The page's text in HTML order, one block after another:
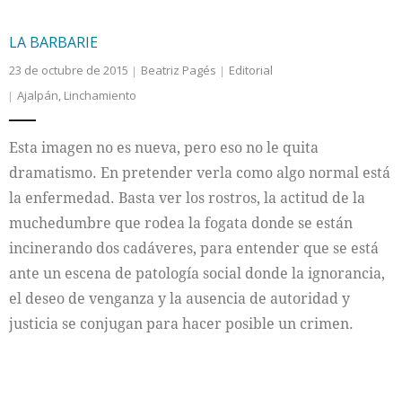
LA BARBARIE
23 de octubre de 2015 Beatriz Pagés
Editorial
Ajalpán, Linchamiento
Esta imagen no es nueva, pero eso no le quita
dramatismo. En pretender verla como algo normal está
la enfermedad. Basta ver los rostros, la actitud de la
muchedumbre que rodea la fogata donde se están
incinerando dos cadáveres, para entender que se está
ante un escena de patología social donde la ignorancia,
el deseo de venganza y la ausencia de autoridad y
justicia se conjugan para hacer posible un crimen.